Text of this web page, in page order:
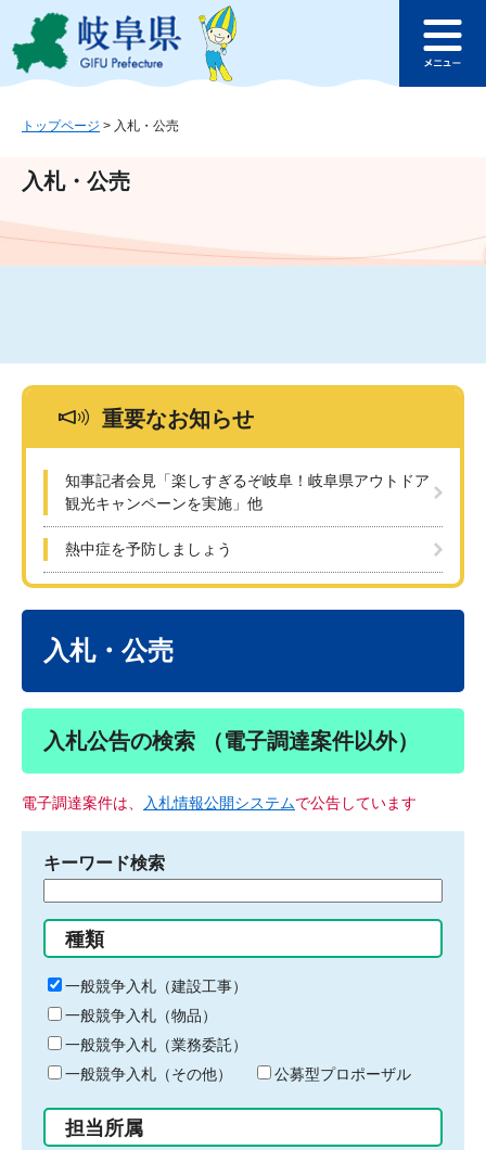
ジ
ュ
文
このページの本文へ
ュ
トップページ > 入札・公売
入札・公売
重要なお知らせ
知事記者会見「楽しすぎるぞ岐阜！岐阜県アウトドア
観光キャンペーンを実施」他
熱中症を予防しましょう
入札・公売
入札公告の検索 （電子調達案件以外）
電子調達案件は、 入札情報公開システムで公告しています
キーワード検索
る
キ
ー
ワ
ー
ド
入
力
種類
一般競争入札（建設工事）
一般競争入札（物品）
一般競争入札（業務委託）
一般競争入札（その他）
公募型プロポーザル
担当所属